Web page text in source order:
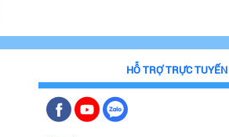
HỖ TRỢ TRỰC TUYẾN